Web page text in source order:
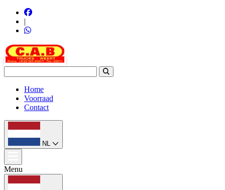
|
Home
Voorraad
Contact
NL
Menu